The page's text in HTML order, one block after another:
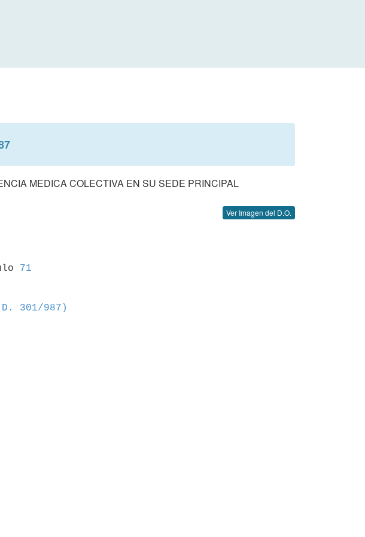
MEDICA COLECTIVA EN SU SEDE PRINCIPAL
Ver Imagen del D.O.
71
301/987)